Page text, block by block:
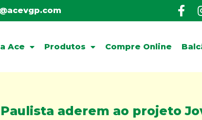
Ace Produtos Compre Online
aderem ao projeto